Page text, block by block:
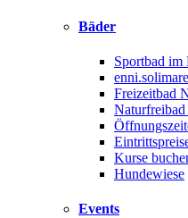
Bäder
Sportbad
enni.solimare
Freizeitbad
Kurse
Hundewiese
Events